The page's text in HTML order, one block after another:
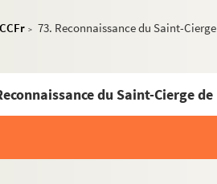
> 73. Reconnaissance du Saint-